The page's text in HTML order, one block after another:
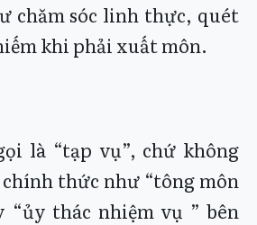
chăm sóc linh thực, quét
khi phải xuất môn.
là “tạp vụ”, chứ không
thức như “tông môn
“ủy thác nhiệm vụ ” bên